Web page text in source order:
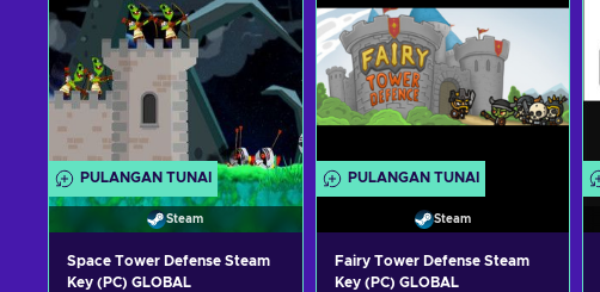
PULANGAN TUNAI
Steam
Space Tower Defense Steam
Key (PC) GLOBAL
PULANGAN TUNAI
Steam
Fairy Tower Defense Steam
Key (PC) GLOBAL